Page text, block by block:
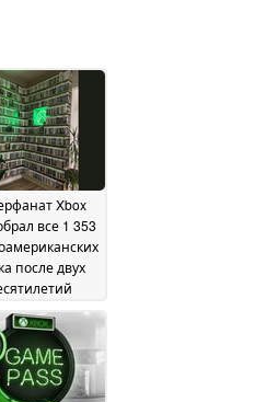
Xbox
все 1 353
после двух
January 2026